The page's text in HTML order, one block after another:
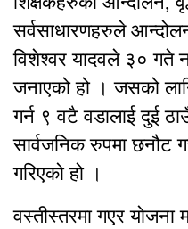
सर्वसाधारणहरुले
विशेश्वर यादवले ३० गते
जनाएको हो । जसको
गर्न ९ वटै वडालाई दुई
सार्वजनिक रुपमा छनौट
गरिएको हो ।
वस्तीस्तरमा गएर योजना